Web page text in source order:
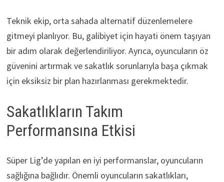
Teknik ekip, orta sahada alternatif düzenlemelere
gitmeyi planlıyor. Bu, galibiyet için hayati önem taşıyan
bir adım olarak değerlendiriliyor. Ayrıca, oyuncuların öz
güvenini artırmak ve sakatlık sorunlarıyla başa çıkmak
için eksiksiz bir plan hazırlanması gerekmektedir.
Sakatlıkların Takım
Performansına Etkisi
Süper Lig’de yapılan en iyi performanslar, oyuncuların
sağlığına bağlıdır. Önemli oyuncuların sakatlıkları,